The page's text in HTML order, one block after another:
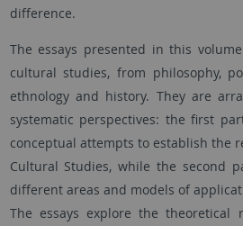
difference.
The essays presented in this
cultural studies, from philosophy,
ethnology and history. They are
systematic perspectives: the first
conceptual attempts to establish the
Cultural Studies, while the second
different areas and models of
The essays explore the